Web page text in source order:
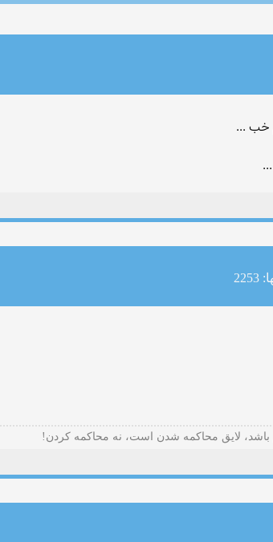
خب ...
ﺑﺎﺷﺪ، ﻻﯾﻖ ﻣﺤﺎﮐﻤﻪ ﺷﺪﻥ ﺍﺳﺖ، ﻧﻪ ﻣﺤﺎﮐﻤﻪ ﮐﺮﺩﻥ!